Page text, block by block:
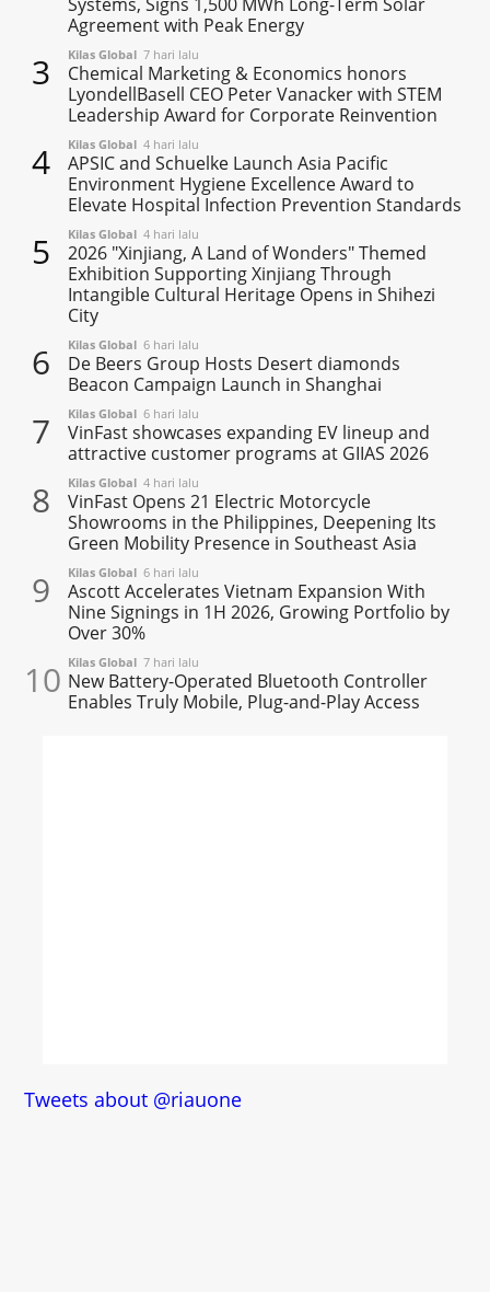
Agreement with Peak Energy
3 Kilas Global 7 hari lalu
Chemical Marketing & Economics honors
LyondellBasell CEO Peter Vanacker with STEM
Leadership Award for Corporate Reinvention
4 Kilas Global 4 hari lalu
APSIC and Schuelke Launch Asia Pacific
Environment Hygiene Excellence Award to
Elevate Hospital Infection Prevention Standards
5 Kilas Global 4 hari lalu
2026 "Xinjiang, A Land of Wonders" Themed
Exhibition Supporting Xinjiang Through
Intangible Cultural Heritage Opens in Shihezi
City
6 Kilas Global 6 hari lalu
De Beers Group Hosts Desert diamonds
Beacon Campaign Launch in Shanghai
7 Kilas Global 6 hari lalu
VinFast showcases expanding EV lineup and
attractive customer programs at GIIAS 2026
8 Kilas Global 4 hari lalu
VinFast Opens 21 Electric Motorcycle
Showrooms in the Philippines, Deepening Its
Green Mobility Presence in Southeast Asia
9 Kilas Global 6 hari lalu
Ascott Accelerates Vietnam Expansion With
Nine Signings in 1H 2026, Growing Portfolio by
Over 30%
10 Kilas Global 7 hari lalu
New Battery-Operated Bluetooth Controller
Enables Truly Mobile, Plug-and-Play Access
Tweets about @riauone